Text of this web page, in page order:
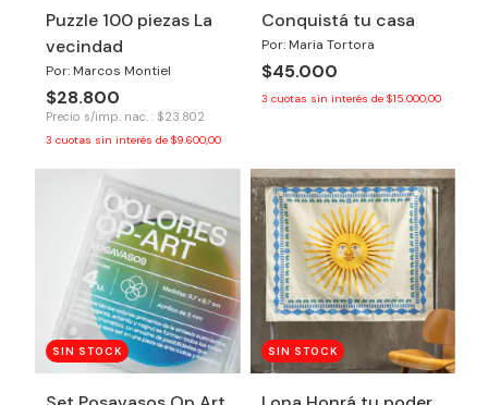
Puzzle 100 piezas La
vecindad
Por: Marcos Montiel
$28.800
Precio s/imp. nac. : $23.802
3 cuotas sin interés de $9.600,00
Conquistá tu casa
Por: Maria Tortora
$45.000
3 cuotas sin interés de $15.000,00
SIN STOCK SIN STOCK